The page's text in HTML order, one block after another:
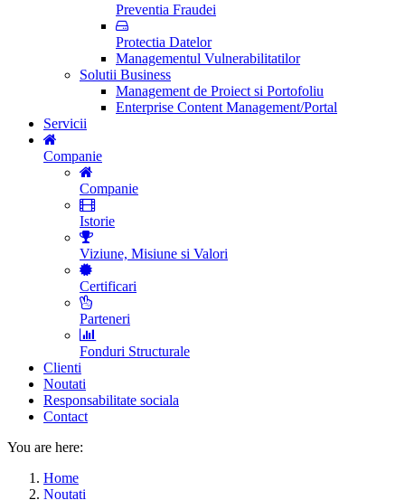
Preventia Fraudei
Protectia Datelor
Managementul Vulnerabilitatilor
Solutii Business
Management de Proiect si Portofoliu
Enterprise Content Management/Portal
Servicii
Companie
Companie
Istorie
Viziune, Misiune si Valori
Certificari
Parteneri
Fonduri Structurale
Clienti
Noutati
Responsabilitate sociala
Contact
You are here:
Home
Noutati